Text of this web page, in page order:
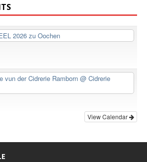
2026 zu Oochen
vun der Cidrerie Ramborn @ Cidrerie
View Calendar